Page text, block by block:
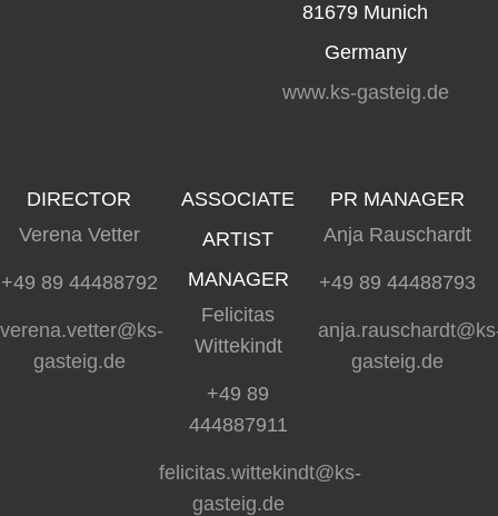
81679 Munich
Germany
www.ks-gasteig.de
DIRECTOR
Verena Vetter
+49 89 44488792
verena.vetter@ks-
gasteig.de
ASSOCIATE
ARTIST
MANAGER
Felicitas
Wittekindt
+49 89
444887911
felicitas.wittekindt@ks-
gasteig.de
PR MANAGER
Anja Rauschardt
+49 89 44488793
gasteig.de